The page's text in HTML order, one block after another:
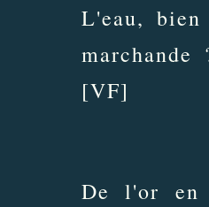
L'eau,
[VF]
De l'or en